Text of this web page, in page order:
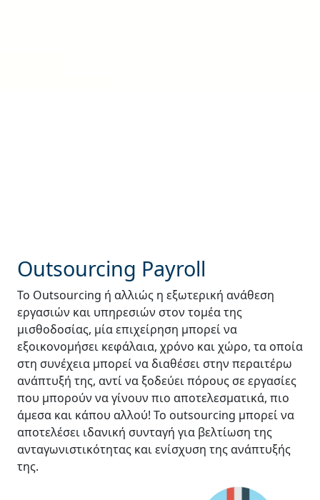
Outsourcing Payroll
Το Outsourcing ή αλλιώς η εξωτερική ανάθεση
εργασιών και υπηρεσιών στον τομέα της
μισθοδοσίας, μία επιχείρηση μπορεί να
εξοικονομήσει κεφάλαια, χρόνο και χώρο, τα οποία
στη συνέχεια μπορεί να διαθέσει στην περαιτέρω
ανάπτυξή της, αντί να ξοδεύει πόρους σε εργασίες
που μπορούν να γίνουν πιο αποτελεσματικά, πιο
άμεσα και κάπου αλλού! Το outsourcing μπορεί να
αποτελέσει ιδανική συνταγή για βελτίωση της
ανταγωνιστικότητας και ενίσχυση της ανάπτυξής
της.